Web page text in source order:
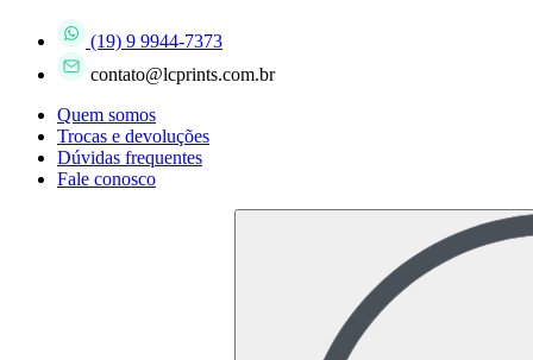
(19) 9 9944-7373
contato@lcprints.com.br
Quem somos
Trocas e devoluções
Dúvidas frequentes
Fale conosco